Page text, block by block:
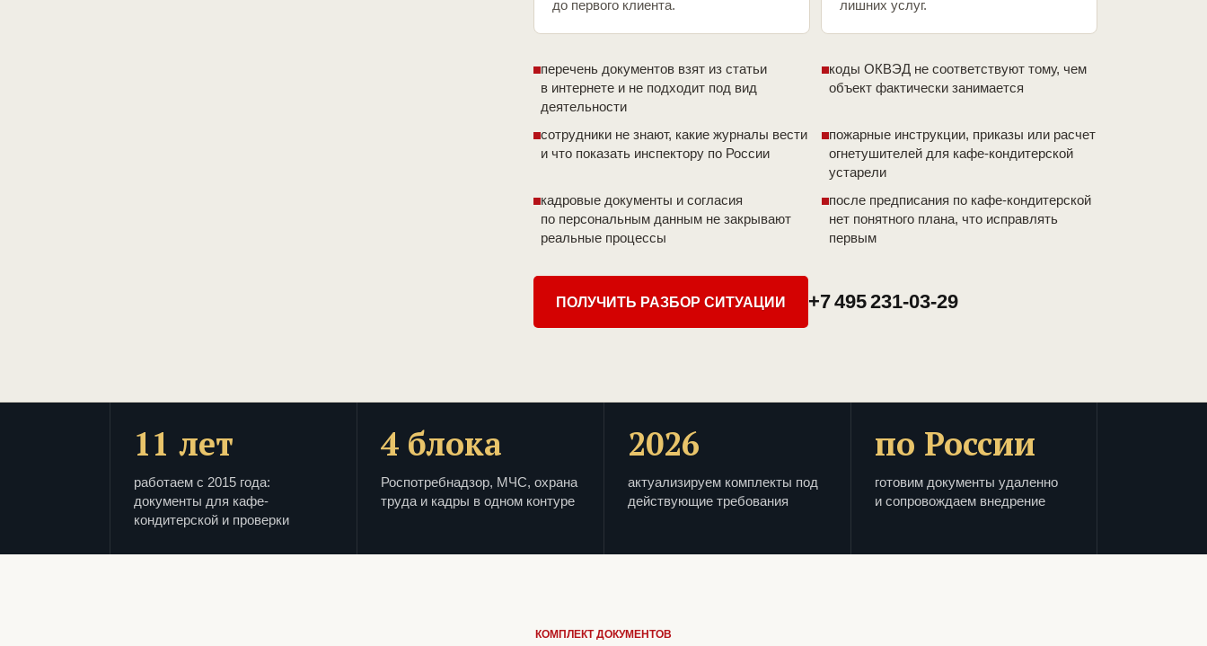
до первого клиента.
лишних услуг.
перечень документов взят из статьи
в интернете и не подходит под вид
деятельности
коды ОКВЭД не соответствуют тому, чем
объект фактически занимается
сотрудники не знают, какие журналы вести
и что показать инспектору по России
пожарные инструкции, приказы или расчет
огнетушителей для кафе-кондитерской
устарели
кадровые документы и согласия
по персональным данным не закрывают
реальные процессы
после предписания по кафе-кондитерской
нет понятного плана, что исправлять
первым
ПОЛУЧИТЬ РАЗБОР СИТУАЦИИ +7 495 231-03-29
11 лет
работаем с 2015 года:
документы для кафе-
кондитерской и проверки
4 блока
Роспотребнадзор, МЧС, охрана
труда и кадры в одном контуре
2026
актуализируем комплекты под
действующие требования
по России
готовим документы удаленно
и сопровождаем внедрение
КОМПЛЕКТ ДОКУМЕНТОВ